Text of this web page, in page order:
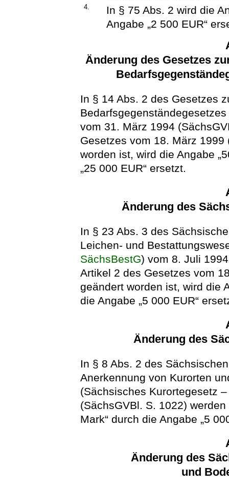
4.
In § 75 Abs. 2 wird die
Angabe „2 500 EUR“
Änderung des Gesetzes
In § 14 Abs. 2 des Gesetzes
vom 31. März 1994
Gesetzes vom 18. März
worden ist, wird die Angabe
„25 000 EUR“ ersetzt.
Änderung des
In § 23 Abs. 3 des
Leichen- und
SächsBestG) vom 8. Juli
Artikel 2 des Gesetzes vom
geändert worden ist, wird die
die Angabe „5 000 EUR“
Änderung des
In § 8 Abs. 2 des
Anerkennung von Kurorten
(Sächsisches Kurortegesetz
(SächsGVBl. S. 1022)
Mark“ durch die Angabe „5
Änderung des
und